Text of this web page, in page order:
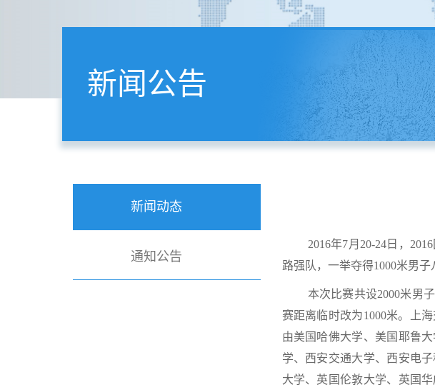
新闻公告
新闻动态
通知公告
2016年7月20-24日，
路强队，一举夺得1000米男子
本次比赛共设2000米男
赛距离临时改为1000米。上
由美国哈佛大学、美国耶鲁
学、西安交通大学、西安电
大学、英国伦敦大学、英国